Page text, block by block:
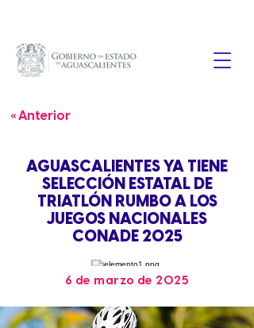
« Anterior
AGUASCALIENTES YA TIENE
SELECCIÓN ESTATAL DE
TRIATLÓN RUMBO A LOS
JUEGOS NACIONALES
CONADE 2025
6 de marzo de 2025